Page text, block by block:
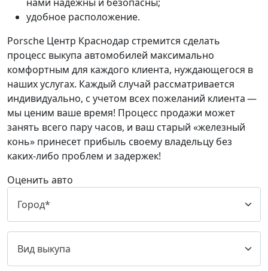
удобное расположение.
Porsche Центр Краснодар стремится сделать
процесс выкупа автомобилей максимально
комфортным для каждого клиента, нуждающегося в
наших услугах. Каждый случай рассматривается
индивидуально, с учетом всех пожеланий клиента —
мы ценим ваше время! Процесс продажи может
занять всего пару часов, и ваш старый «железный
конь» принесет прибыль своему владельцу без
каких-либо проблем и задержек!
Оценить авто